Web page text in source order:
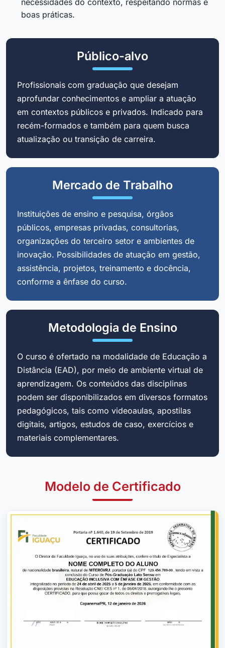
boas práticas.
Público-alvo
Profissionais com graduação que desejam
aprofundar conhecimentos e ampliar a atuação
em contextos públicos e privados. Indicado para
recém-formados e também para quem busca
atualização ou transição de carreira.
Mercado de Trabalho
Instituições de ensino e pesquisa, órgãos
públicos, empresas privadas, consultorias,
organizações do terceiro setor e ambientes de
inovação. Possibilidades de atuação em gestão,
assistência, projetos, treinamento e docência,
conforme a ênfase do curso.
Metodologia de Ensino
O curso é ofertado na modalidade de Educação a
Distância (EAD), por meio de ambiente virtual de
aprendizagem. Os conteúdos das disciplinas
podem ser disponibilizados em diversos formatos
pedagógicos, tais como videoaulas, apostilas
digitais, artigos, estudos de caso, exercícios e
materiais complementares.
Modelo de Certificado